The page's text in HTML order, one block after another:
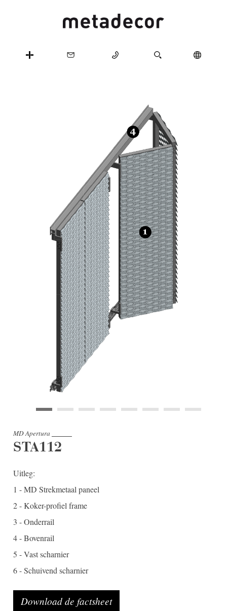
MD Apertura
STA112
Uitleg:
1 - MD Strekmetaal paneel
2 - Koker-profiel frame
3 - Onderrail
4 - Bovenrail
5 - Vast scharnier
6 - Schuivend scharnier
Download de factsheet